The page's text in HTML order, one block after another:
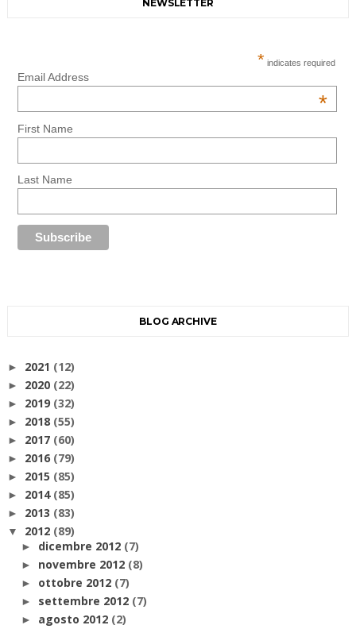
NEWSLETTER
* indicates required
Email Address
*
First Name
Last Name
BLOG ARCHIVE
► 2021 (12)
► 2020 (22)
► 2019 (32)
► 2018 (55)
► 2017 (60)
► 2016 (79)
► 2015 (85)
► 2014 (85)
► 2013 (83)
▼ 2012 (89)
► dicembre 2012 (7)
► novembre 2012 (8)
► ottobre 2012 (7)
► settembre 2012 (7)
► agosto 2012 (2)